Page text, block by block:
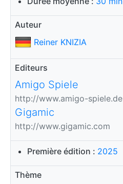
Auteur
Reiner KNIZIA
Editeurs
Amigo Spiele
http://www.amigo-spiele.de
Gigamic
http://www.gigamic.com
Première édition : 2025
Thème